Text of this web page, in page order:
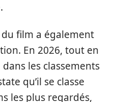
film a également
En 2026, tout en
les classements
qu’il se classe
les plus regardés,